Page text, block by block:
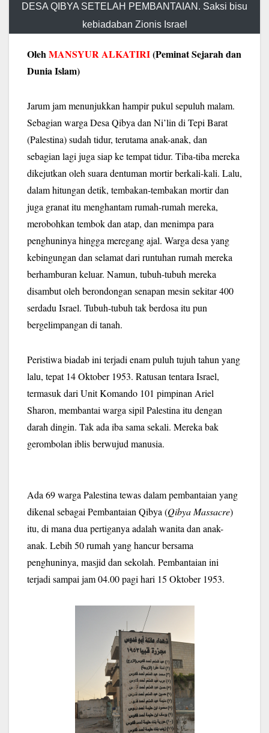
DESA QIBYA SETELAH PEMBANTAIAN. Saksi bisu
kebiadaban Zionis Israel
OlehMANSYUR ALKATIRI(Peminat Sejarah dan
Dunia Islam)
Jarum jam menunjukkan hampir pukul sepuluh malam.
Sebagian warga Desa Qibya dan Ni’lin di Tepi Barat
(Palestina) sudah tidur, terutama anak-anak, dan
sebagian lagi juga siap ke tempat tidur. Tiba-tiba mereka
dikejutkan oleh suara dentuman mortir berkali-kali. Lalu,
dalam hitungan detik, tembakan-tembakan mortir dan
juga granat itu menghantam rumah-rumah mereka,
merobohkan tembok dan atap, dan menimpa para
penghuninya hingga meregang ajal. Warga desa yang
kebingungan dan selamat dari runtuhan rumah mereka
berhamburan keluar. Namun, tubuh-tubuh mereka
disambut oleh berondongan senapan mesin sekitar 400
serdadu Israel. Tubuh-tubuh tak berdosa itu pun
bergelimpangan di tanah.
Peristiwa biadab ini terjadi enam puluh tujuh tahun yang
lalu, tepat 14 Oktober 1953. Ratusan tentara Israel,
termasuk dari Unit Komando 101 pimpinan Ariel
Sharon, membantai warga sipil Palestina itu dengan
darah dingin. Tak ada iba sama sekali. Mereka bak
gerombolan iblis berwujud manusia.
Ada 69 warga Palestina tewas dalam pembantaian yang
dikenal sebagai Pembantaian Qibya (Qibya Massacre)
itu, di mana dua pertiganya adalah wanita dan anak-
anak. Lebih 50 rumah yang hancur bersama
penghuninya, masjid dan sekolah. Pembantaian ini
terjadi sampai jam 04.00 pagi hari 15 Oktober 1953.